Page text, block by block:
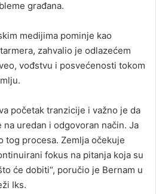
građana.
medijima pominje kao
zahvalio je odlazećem
vođstvu i posvećenosti tokom
početak tranzicije i važno je da
uredan i odgovoran način. Ja
tog procesa. Zemlja očekuje
fokus na pitanja koja su
će dobiti“, poručio je Bernam u
Iks.